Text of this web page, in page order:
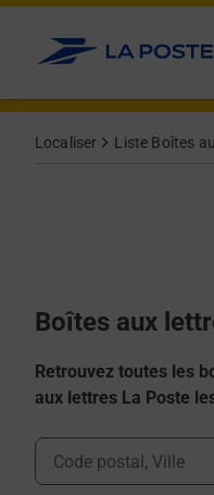
Allez au contenu
Localiser Liste Boîtes
Boîtes aux
Retrouvez toutes les
aux lettres La Poste
Ville, Département,